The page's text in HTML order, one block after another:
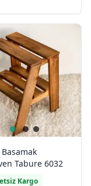
Tabure 6032
Kargo